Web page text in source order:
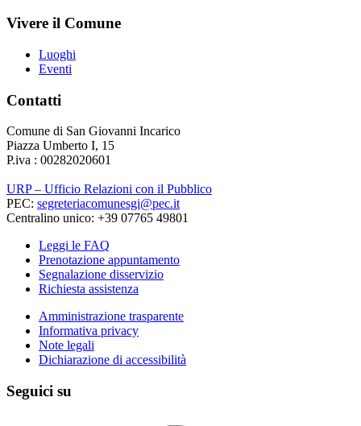
Vivere il Comune
Luoghi
Eventi
Contatti
Comune di San Giovanni Incarico
Piazza Umberto I, 15
P.iva : 00282020601
URP – Ufficio Relazioni con il Pubblico
PEC: segreteriacomunesgi@pec.it
Centralino unico: +39 07765 49801
Leggi le FAQ
Prenotazione appuntamento
Segnalazione disservizio
Richiesta assistenza
Amministrazione trasparente
Informativa privacy
Note legali
Dichiarazione di accessibilità
Seguici su